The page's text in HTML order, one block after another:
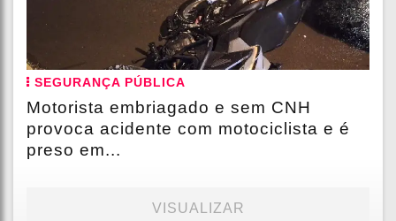
SEGURANÇA PÚBLICA
Motorista embriagado e sem CNH
provoca acidente com motociclista e é
preso em...
VISUALIZAR